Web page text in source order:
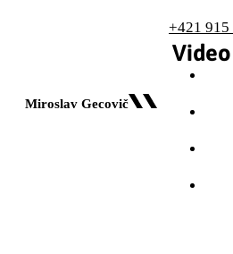
+421 915
Miroslav Gecovič